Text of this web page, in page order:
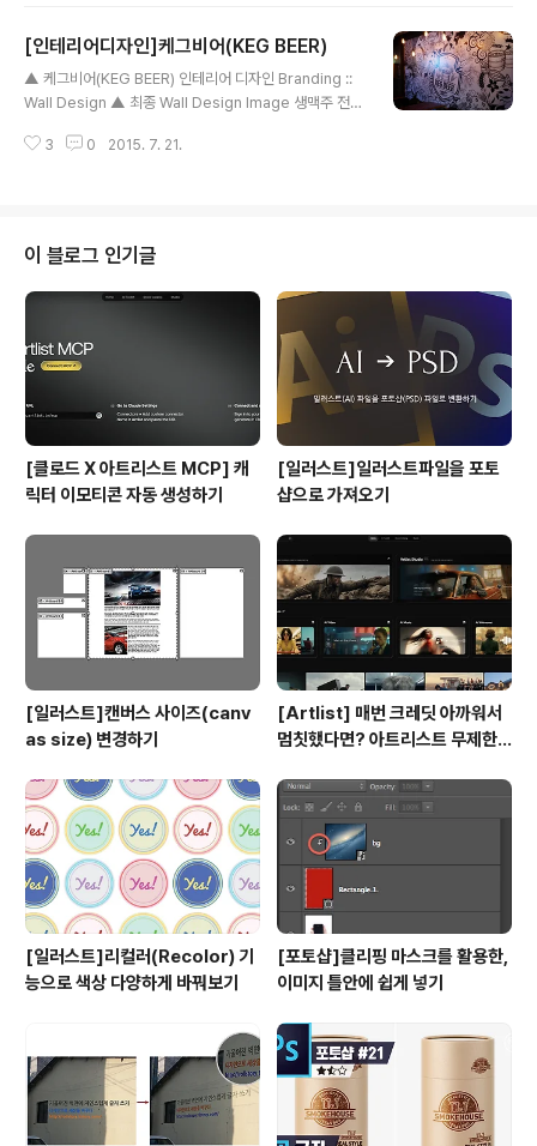
에서 스마트한 학습을 하세요. • 영어 강의를 가장 쉬운 방
법으로 올리세요. • 영어 강의를 올리고, 즐기고, 공유할 수
있습니다. • 영어 질문을 올리고 질문에 답하세요. • 당신
의하는 당신의 영어 선생님을 만날 수 있습니다. 영어로 혹
[인테리어디자인]케그비어(KEG BEER)
▲ 케그비어(KEG BEER) 인테리어 디자인 Branding ::
Wall Design ▲ 최종 Wall Design Image 생맥주 전문
esign)으로써 진행된 'Wall Design Project'입니다. ▲
참조) 그리고 1년이 지나고 본격적인 사업이 진행되고 현
재, 전국적으로 사업을 번창중인 케그비어로 부터 벽면을
케그비어 인테리어와 어울리는 느낌으로 디자인 해달라는
의뢰를 받고 시작된 프로젝트 입니다. 앞전에 만들었던 케
그비어(K..
3 0 2015. 7. 21.
이 블로그 인기글
[클로드 X 아트리스트 MCP] 캐
릭터 이모티콘 자동 생성하기
[일러스트]일러스트파일을 포토
샵으로 가져오기
[일러스트]캔버스 사이즈(canv
as size) 변경하기
[Artlist] 매번 크레딧 아까워서
멈칫했다면? 아트리스트 무제한
[일러스트]리컬러(Recolor) 기
능으로 색상 다양하게 바꿔보기
[포토샵]클리핑 마스크를 활용한,
이미지 틀안에 쉽게 넣기